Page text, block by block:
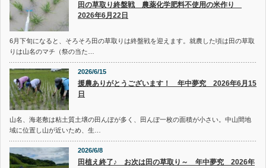
田の草取り終盤戦 農薬化学肥料不使用の米作り
2026年6月22日
6月下旬になると、そろそろ田の草取りは終盤戦を迎えます。就農した頃は田の草取
りは山名のマチ（祭の当た…
2026/6/15
援農ありがとうございます！ 年中夢究 2026年6月15
日
山名、海老敷は粘土質土壌の田んぼが多く、田んぼ一枚の面積が小さい。中山間地
域に位置し山が近いため、生…
2026/6/8
田植え終了♪ お次は田の草取り～ 年中夢究 2026年